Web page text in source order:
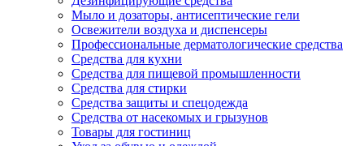
Мыло и дозаторы, антисептические гели
Освежители воздуха и диспенсеры
Профессиональные дерматологические средства
Средства для кухни
Средства для пищевой промышленности
Средства для стирки
Средства защиты и спецодежда
Средства от насекомых и грызунов
Товары для гостиниц